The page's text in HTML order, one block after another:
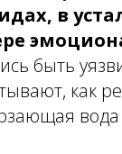
в
быть
как